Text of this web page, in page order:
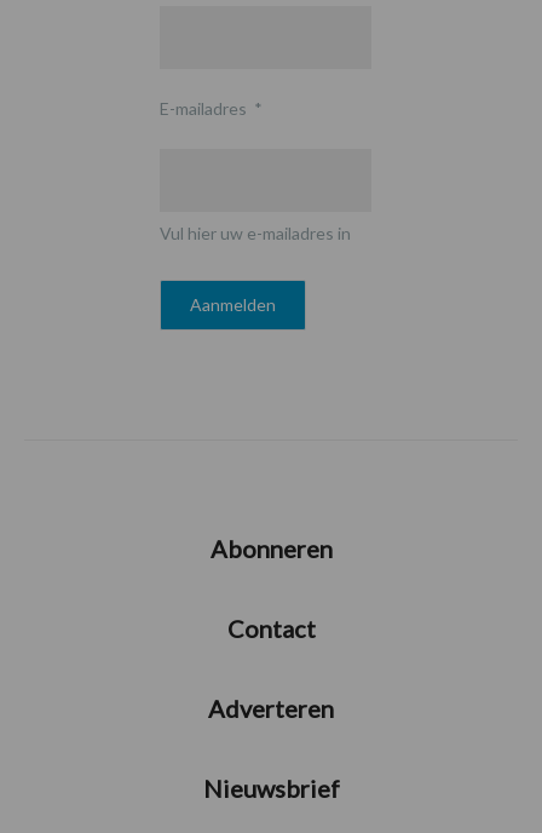
E-mailadres *
Vul hier uw e-mailadres in
Abonneren
Contact
Adverteren
Nieuwsbrief